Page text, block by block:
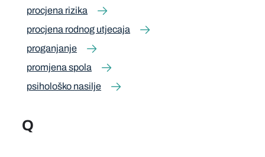
procjena rizika
procjena rodnog utjecaja
proganjanje
promjena spola
psihološko nasilje
Q